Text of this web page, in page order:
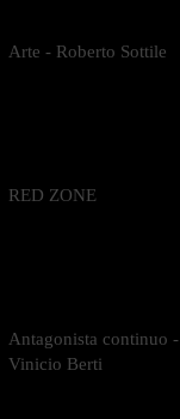
Arte - Roberto Sottile
RED ZONE
Antagonista continuo -
Vinicio Berti